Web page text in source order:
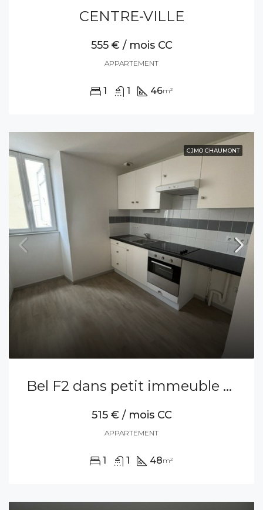
CENTRE-VILLE
555 € / mois CC
APPARTEMENT
1 1 46m²
CJMO CHAUMONT
Bel F2 dans petit immeuble calme
515 € / mois CC
APPARTEMENT
1 1 48m²